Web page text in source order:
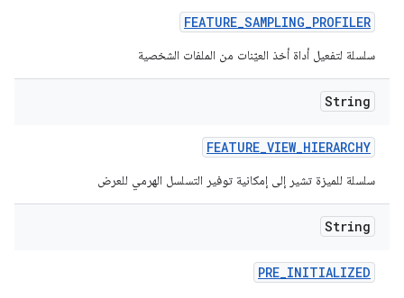
FEATURE_SAMPLING_PROFILER
سلسلة لتفعيل أداة أخذ العيّنات من الملفات الشخصية
String
FEATURE_VIEW_HIERARCHY
سلسلة للميزة تشير إلى إمكانية توفير التسلسل الهرمي للعرض
String
PRE_INITIALIZED